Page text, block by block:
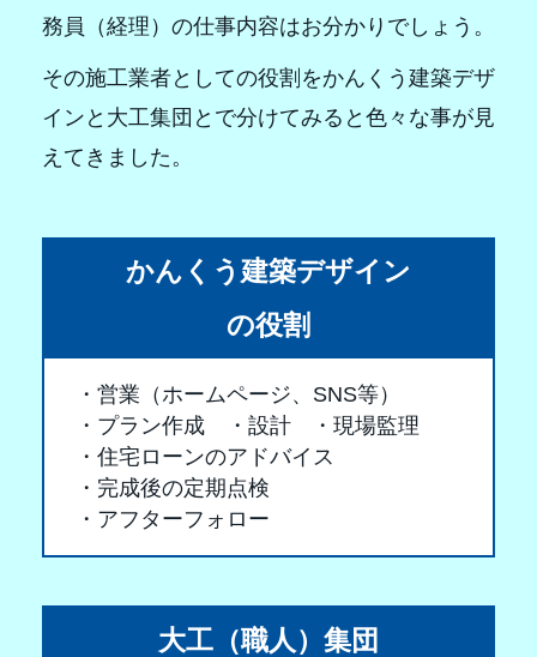
務員（経理）の仕事内容はお分かりでしょう。
その施工業者としての役割をかんくう建築デザ
インと大工集団とで分けてみると色々な事が見
えてきました。
かんくう建築デザイン
の役割
営業（ホームページ、SNS等）
プラン作成
設計
現場監理
住宅ローンのアドバイス
完成後の定期点検
アフターフォロー
大工（職人）集団